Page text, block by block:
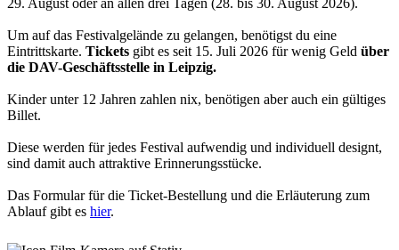
Um auf das Festivalgelände zu gelangen, benötigst du eine
Eintrittskarte. Tickets gibt es seit 15. Juli 2026 für wenig Geld über
die DAV-Geschäftsstelle in Leipzig.
Kinder unter 12 Jahren zahlen nix, benötigen aber auch ein gültiges
Billet.
Diese werden für jedes Festival aufwendig und individuell designt,
sind damit auch attraktive Erinnerungsstücke.
Das Formular für die Ticket-Bestellung und die Erläuterung zum
Ablauf gibt es hier.